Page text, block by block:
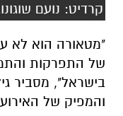
קרדיט: נועם
"מטאורה הוא לא
של התפרקות
בישראל", מסביר
והמפיק של